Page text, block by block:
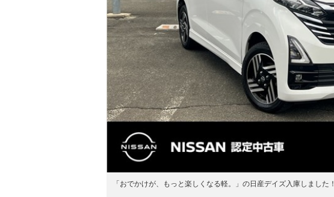
「おでかけが、もっと楽しくなる軽。」の日産デイズ入庫しました！